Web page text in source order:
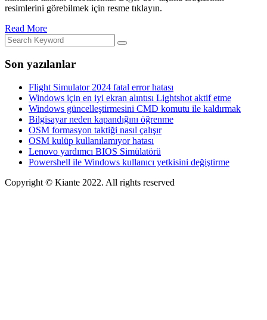
resimlerini görebilmek için resme tıklayın.
Read More
Son yazılanlar
Flight Simulator 2024 fatal error hatası
Windows için en iyi ekran alıntısı Lightshot aktif etme
Windows güncelleştirmesini CMD komutu ile kaldırmak
Bilgisayar neden kapandığını öğrenme
OSM formasyon taktiği nasıl çalışır
OSM kulüp kullanılamıyor hatası
Lenovo yardımcı BIOS Simülatörü
Powershell ile Windows kullanıcı yetkisini değiştirme
Copyright © Kiante 2022. All rights reserved